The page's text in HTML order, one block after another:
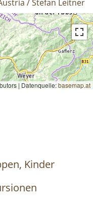
/ Stefan Leitner
| Datenquelle:basemap.at
Kinder